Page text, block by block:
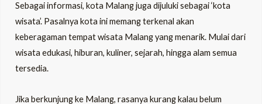
Sebagai informasi, kota Malang juga dijuluki sebagai ‘kota
wisata’. Pasalnya kota ini memang terkenal akan
keberagaman tempat wisata Malang yang menarik. Mulai dari
wisata edukasi, hiburan, kuliner, sejarah, hingga alam semua
tersedia.
Jika berkunjung ke Malang, rasanya kurang kalau belum